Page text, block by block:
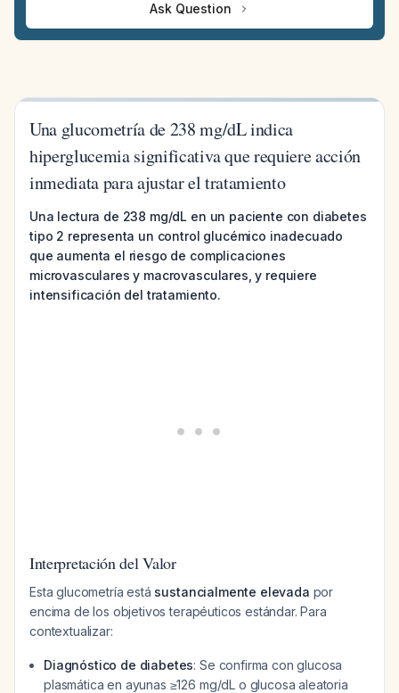
Ask Question
Una glucometría de 238 mg/dL indica
hiperglucemia significativa que requiere acción
inmediata para ajustar el tratamiento
Una lectura de 238 mg/dL en un paciente con diabetes
tipo 2 representa un control glucémico inadecuado
que aumenta el riesgo de complicaciones
microvasculares y macrovasculares, y requiere
intensificación del tratamiento.
Interpretación del Valor
Esta glucometría está sustancialmente elevada por
encima de los objetivos terapéuticos estándar. Para
contextualizar:
Diagnóstico de diabetes: Se confirma con glucosa
plasmática en ayunas ≥126 mg/dL o glucosa aleatoria